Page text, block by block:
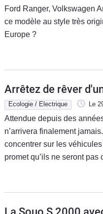
Ford Ranger, Volkswagen
ce modèle au style très
Europe ?
Arrêtez de rêver
Ecologie / Electrique Le
Attendue depuis des
n’arrivera finalement
concentrer sur les
promet qu’ils ne seront pas